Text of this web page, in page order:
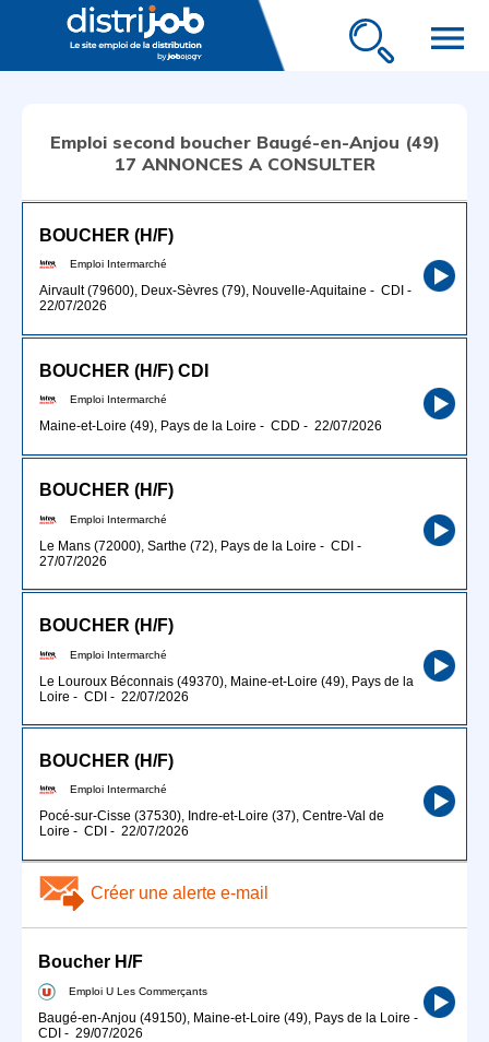
menu
Emploi second boucher Baugé-en-Anjou (49)
17 ANNONCES A CONSULTER
BOUCHER (H/F)
Emploi Intermarché
Airvault (79600), Deux-Sèvres (79), Nouvelle-Aquitaine - CDI -
22/07/2026
BOUCHER (H/F) CDI
Emploi Intermarché
Maine-et-Loire (49), Pays de la Loire - CDD - 22/07/2026
BOUCHER (H/F)
Emploi Intermarché
Le Mans (72000), Sarthe (72), Pays de la Loire - CDI -
27/07/2026
BOUCHER (H/F)
Emploi Intermarché
Le Louroux Béconnais (49370), Maine-et-Loire (49), Pays de la
Loire - CDI - 22/07/2026
BOUCHER (H/F)
Emploi Intermarché
Pocé-sur-Cisse (37530), Indre-et-Loire (37), Centre-Val de
Loire - CDI - 22/07/2026
Créer une alerte e-mail
Boucher H/F
Emploi U Les Commerçants
Baugé-en-Anjou (49150), Maine-et-Loire (49), Pays de la Loire -
CDI - 29/07/2026